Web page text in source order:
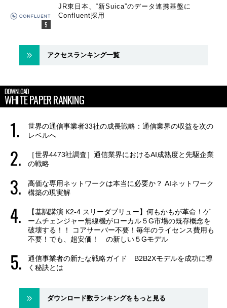
JR東日本、“新Suica”のデータ連携基盤に
Confluent採用
アクセスランキング一覧
DOWNLOAD
WHITE PAPER RANKING
世界の通信事業者33社の成長戦略：通信業界の収益を次の
レベルへ
［世界4473社調査］通信業界におけるAI成熟度と先駆企業
の戦略
高価な専用ネットワークは本当に必要か？ AIネットワーク
構築の現実解
【基調講演 K2-4 スリーダブリュー】何もかもが革命！ゲ
ームチェンジャー無線機がローカル５G市場の既存概念を
破壊する！！ コアサーバー不要！毎年のライセンス費用も
不要！でも、超安価！ の新しい５Gモデル
通信事業者の新たな戦略ガイド B2B2Xモデルを成功に導
く秘訣とは
ダウンロード数ランキングをもっと見る